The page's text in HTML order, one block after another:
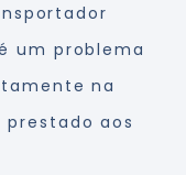
um problema
na
aos